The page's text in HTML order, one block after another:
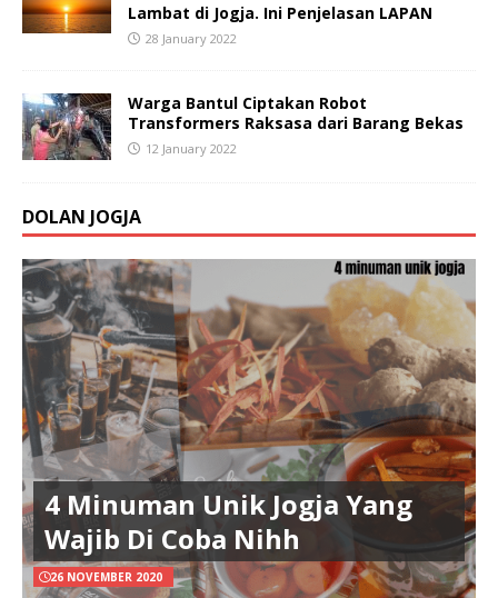
Lambat di Jogja. Ini Penjelasan LAPAN
28 January 2022
Warga Bantul Ciptakan Robot
Transformers Raksasa dari Barang Bekas
12 January 2022
DOLAN JOGJA
4 Minuman Unik Jogja Yang
Wajib Di Coba Nihh
26 NOVEMBER 2020